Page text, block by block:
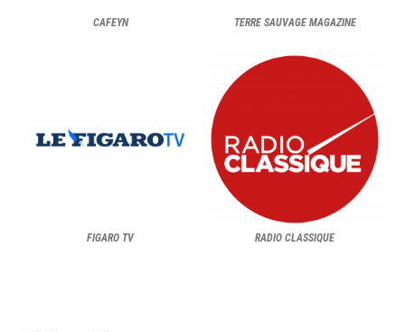
CAFEYN TERRE SAUVAGE MAGAZINE
FIGARO TV RADIO CLASSIQUE